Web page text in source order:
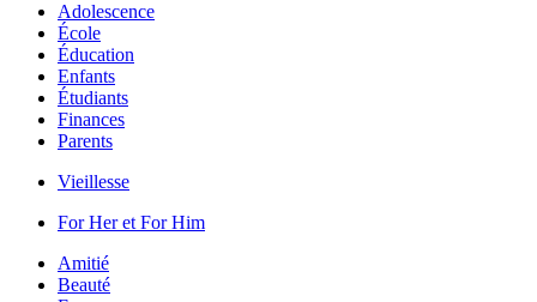
Adolescence
École
Éducation
Enfants
Étudiants
Finances
Parents
Vieillesse
For Her et For Him
Amitié
Beauté